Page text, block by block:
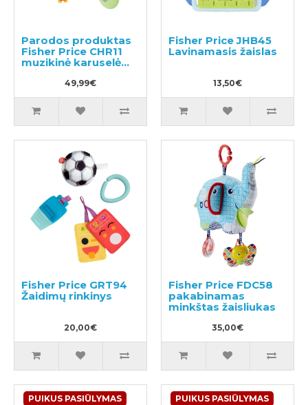
Parodos produktas
Fisher Price CHR11
muzikinė karuselė
vaiko lovytei
49,99€
Fisher Price JHB45
Lavinamasis žaislas
13,50€
Fisher Price GRT94
Žaidimų rinkinys
20,00€
Fisher Price FDC58
pakabinamas
minkštas žaisliukas
35,00€
PUIKUS PASIŪLYMAS PUIKUS PASIŪLYMAS